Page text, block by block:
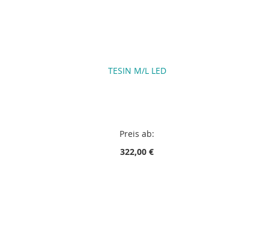
TESIN M/L LED
Preis ab:
322,00 €